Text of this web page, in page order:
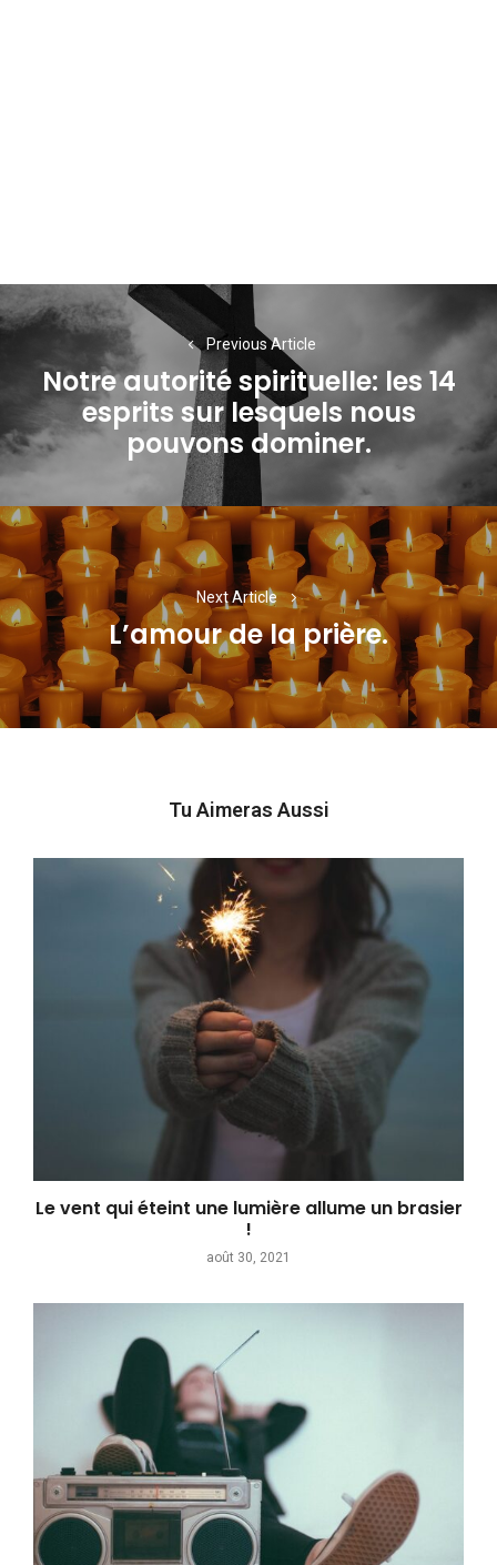
Navigation
l’article
Previous Article
Previous
post:
Notre autorité spirituelle: les 14
esprits sur lesquels nous
pouvons dominer.
Next Article
Next
post:
L’amour de la prière.
Tu Aimeras Aussi
Le vent qui éteint une lumière allume un brasier
!
août 30, 2021